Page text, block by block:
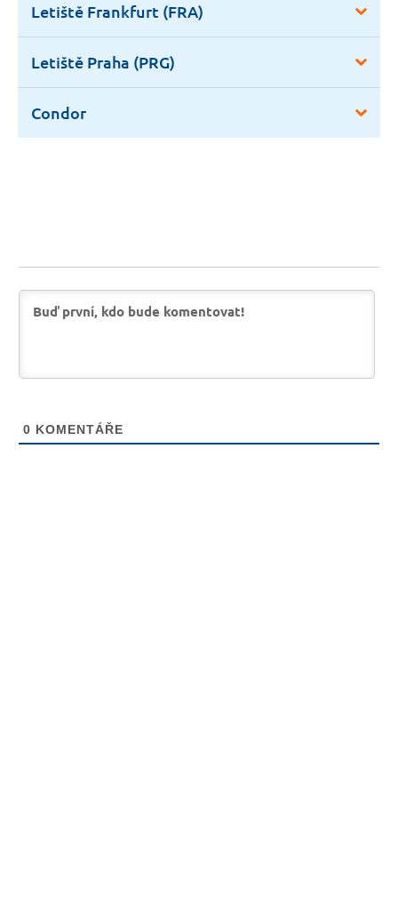
Letiště Frankfurt (FRA)
Letiště Praha (PRG)
Condor
0 KOMENTÁŘE